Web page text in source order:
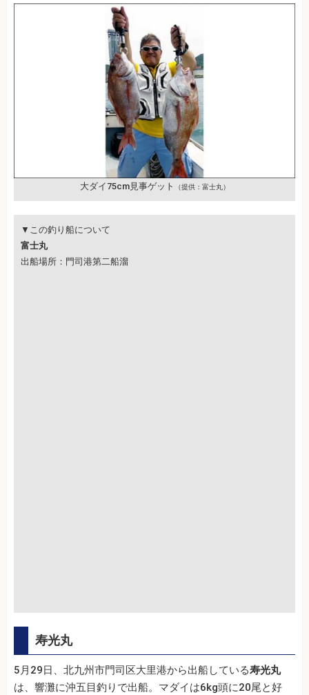
大ダイ75cm見事ゲット （提供：富士丸）
▼この釣り船について
富士丸
出船場所：門司港第二船溜
寿光丸
5月29日、北九州市門司区大里港から出船している寿光丸
は、響灘に沖五目釣りで出船。マダイは6kg頭に20尾と好